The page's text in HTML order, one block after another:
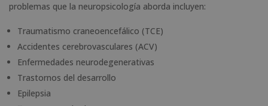
problemas que la neuropsicología aborda incluyen:
Traumatismo craneoencefálico (TCE)
Accidentes cerebrovasculares (ACV)
Enfermedades neurodegenerativas
Trastornos del desarrollo
Epilepsia